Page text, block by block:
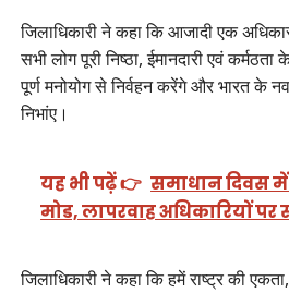
जिलाधिकारी ने कहा कि आजादी एक
सभी लोग पूरी निष्ठा, ईमानदारी एवं
पूर्ण मनोयोग से निर्वहन करेंगे और भारत के
निभांए।
यह भी पढ़ें 👉 समाधान दिवस
मोड, लापरवाह अधिकारियों पर
जिलाधिकारी ने कहा कि हमें राष्ट्र की